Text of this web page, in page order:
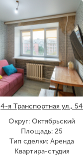
4-я Транспортная ул., 54
Округ: Октябрьский
Площадь: 25
Тип сделки: Аренда
Квартира-студия